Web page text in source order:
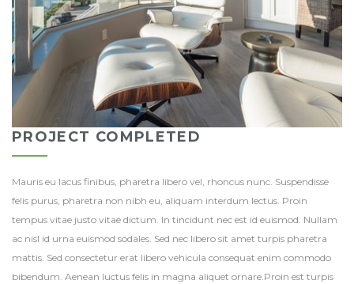
PROJECT COMPLETED
Mauris eu lacus finibus, pharetra libero vel, rhoncus nunc. Suspendisse
felis purus, pharetra non nibh eu, aliquam interdum lectus. Proin
tempus vitae justo vitae dictum. In tincidunt nec est id euismod. Nullam
ac nisl id urna euismod sodales. Sed nec libero sit amet turpis pharetra
mattis. Sed consectetur erat libero vehicula consequat enim commodo
bibendum. Aenean luctus felis in magna aliquet ornare.Proin est turpis